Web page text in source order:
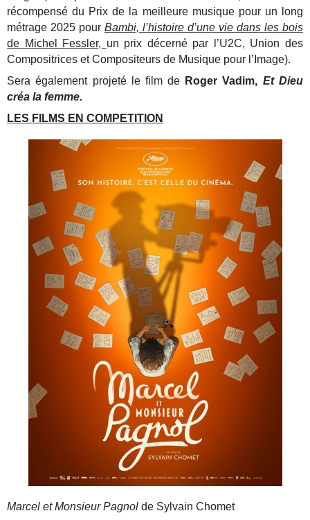
récompensé du Prix de la meilleure musique pour un long
métrage 2025 pourBambi, l’histoire d’une vie dans les bois
de Michel Fessler, un prix décerné par l’U2C, Union des
Compositrices et Compositeurs de Musique pour l’Image).
Sera également projeté le film de Roger Vadim, Et Dieu
créa la femme.
LES FILMS EN COMPETITION
Marcel et Monsieur Pagnol de Sylvain Chomet